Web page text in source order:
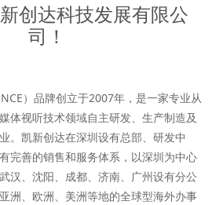
创达科技发展有限公
司！
）品牌创立于2007年，是一家专业从
体视听技术领域自主研发、生产制造及
。凯新创达在深圳设有总部、研发中
完善的销售和服务体系，以深圳为中心
汉、沈阳、成都、济南、广州设有分公
洲、欧洲、美洲等地的全球型海外办事